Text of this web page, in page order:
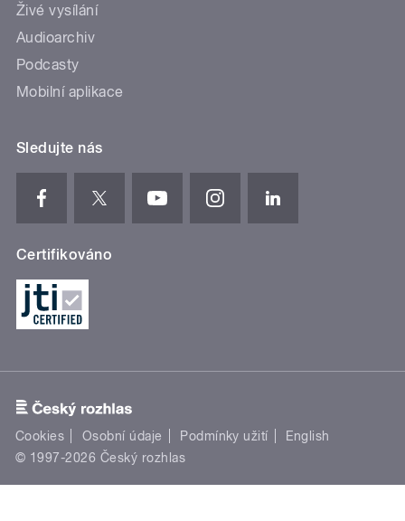
Živé vysílání
Audioarchiv
Podcasty
Mobilní aplikace
Sledujte nás
Certifikováno
Cookies Osobní údaje Podmínky užití
English
© 1997-2026 Český rozhlas